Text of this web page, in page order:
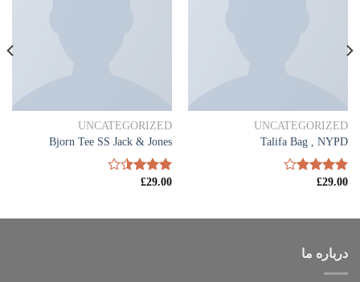
UNCATEGORIZED
Talifa Bag , NYPD
امتیاز£29.00
UNCATEGORIZED
Bjorn Tee SS Jack & Jones
امتیاز£29.00
درباره ما